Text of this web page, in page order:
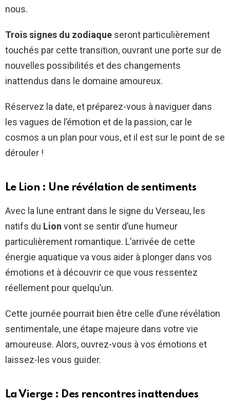
nous.
Trois signes du zodiaque seront particulièrement
touchés par cette transition, ouvrant une porte sur de
nouvelles possibilités et des changements
inattendus dans le domaine amoureux.
Réservez la date, et préparez-vous à naviguer dans
les vagues de l’émotion et de la passion, car le
cosmos a un plan pour vous, et il est sur le point de se
dérouler !
Le Lion : Une révélation de sentiments
Avec la lune entrant dans le signe du Verseau, les
natifs du Lion vont se sentir d’une humeur
particulièrement romantique. L’arrivée de cette
énergie aquatique va vous aider à plonger dans vos
émotions et à découvrir ce que vous ressentez
réellement pour quelqu’un.
Cette journée pourrait bien être celle d’une révélation
sentimentale, une étape majeure dans votre vie
amoureuse. Alors, ouvrez-vous à vos émotions et
laissez-les vous guider.
La Vierge : Des rencontres inattendues